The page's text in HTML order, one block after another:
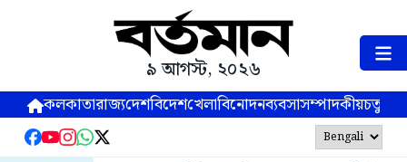
৯ আগস্ট, ২০২৬
কলকাতারাজ্যদেশবিদেশখেলাবিনোদনব্যবসাসম্পাদকীয়